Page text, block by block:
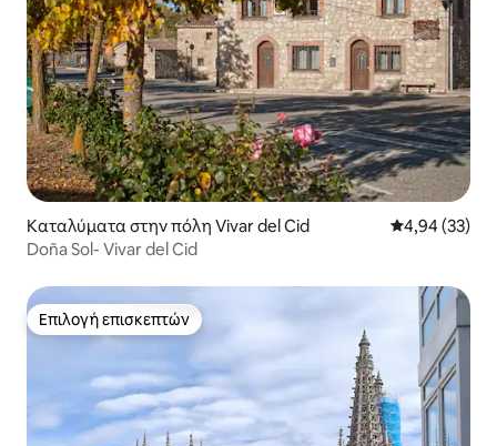
Καταλύματα στην πόλη Vivar del Cid Μέση
4,94 (33)
Doña Sol- Vivar del Cid
Επιλογή επισκεπτών
Επιλογή επισκεπτών